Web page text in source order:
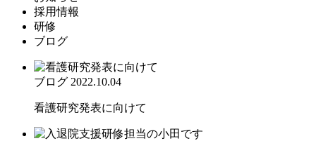
採用情報
研修
ブログ
ブログ 2022.10.04
看護研究発表に向けて